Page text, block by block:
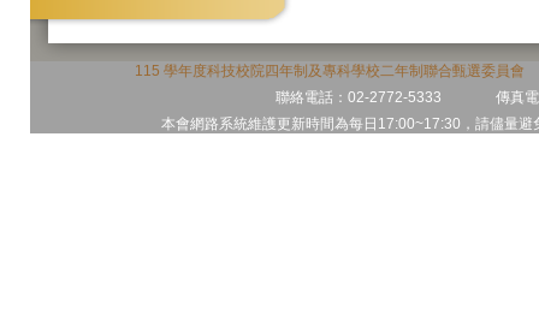
115 學年度科技校院四年制及專科學校二年制聯合甄選委員
聯絡電話：02-2772-5333 傳真
本會網路系統維護更新時間為每日17:00~17:30，請儘量